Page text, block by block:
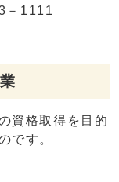
1111
資格取得を目的
です。